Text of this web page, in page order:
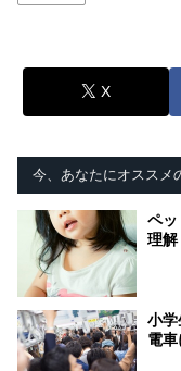
X
今、あなたにオススメ
ペッ
理
小学
電